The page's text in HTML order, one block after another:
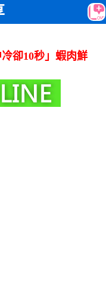
卻10秒」蝦肉鮮